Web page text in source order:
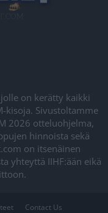
on kerätty kaikki
kisoja. Sivustoltamme
2026 otteluohjelma,
hinnoista sekä
on itsenäinen
yhteyttä IIHF:ään eikä
Contact Us